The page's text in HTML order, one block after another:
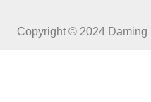
Copyright © 2024 Daming